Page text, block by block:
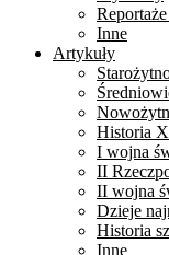
Inne
Artykuły
Historia
I wojna
II
II wojna
Dzieje
Historia
Inne